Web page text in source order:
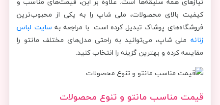
کیفیت بالای محصولات، ملی شاپ را به یکی از محبوب‌ترین
فروشگاه‌های پوشاک تبدیل کرده است. با مراجعه به سایت لباس
زنانه ملی شاپ، می‌توانید به راحتی مدل‌های مختلف مانتو را
مقایسه کرده و بهترین گزینه را انتخاب کنید.
قیمت مناسب مانتو و تنوع محصولات